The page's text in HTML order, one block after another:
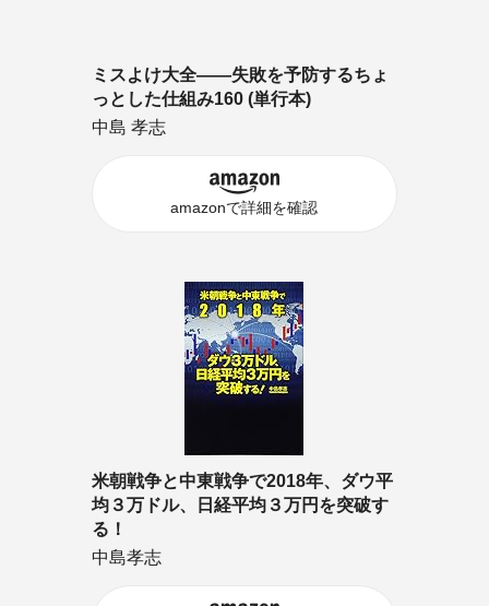
ミスよけ大全――失敗を予防するちょ
っとした仕組み160 (単行本)
中島 孝志
amazonで詳細を確認
米朝戦争と中東戦争で2018年、ダウ平
均３万ドル、日経平均３万円を突破す
る！
中島孝志